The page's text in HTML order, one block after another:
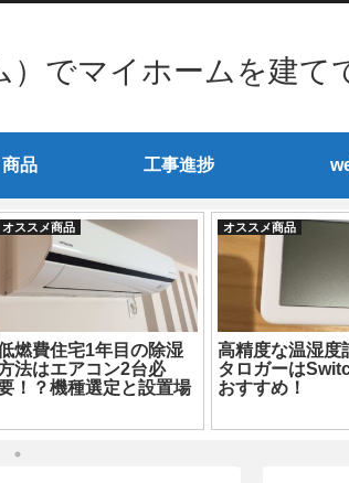
でマイホームを建て
品 工事進捗
オススメ商品
燃費住宅1年目の除湿
法はエアコン2台必
！？機種選定と設置場
オススメ商品
高精度な温湿度
タロガーは
おすすめ！